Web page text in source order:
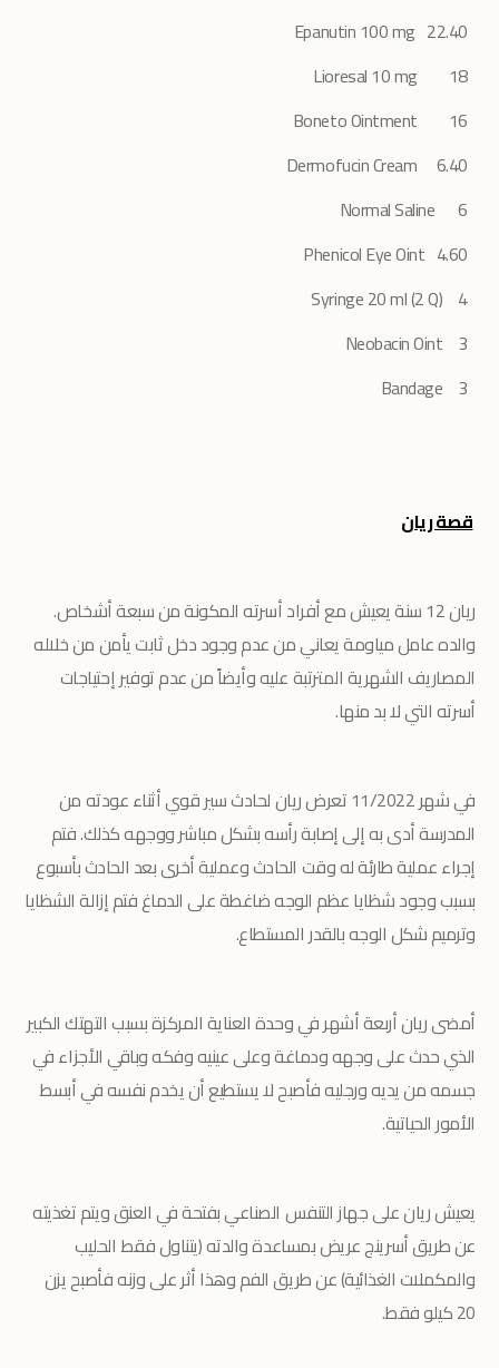
18 Lioresal 10 mg
4
قصة ريان
ريان 12 سنة يعيش مع أفراد أسرته المكونة من سبعة أشخاص.
والده عامل مياومة يعاني من عدم وجود دخل ثابت يأمن من خلاله
المصاريف الشهرية المترتبة عليه وأيضاً من عدم توفير إحتياجات
أسرته التي لا بد منها.
في شهر 11/2022 تعرض ريان لحادث سير قوي أثناء عودته من
المدرسة أدى به إلى إصابة رأسه بشكل مباشر ووجهه كذلك. فتم
إجراء عملية طارئة له وقت الحادث وعملية أخرى بعد الحادث بأسبوع
بسبب وجود شظايا عظم الوجه ضاغطة على الدماغ فتم إزالة الشظايا
وترميم شكل الوجه بالقدر المستطاع.
أمضى ريان أربعة أشهر في وحدة العناية المركزة بسبب التهتك الكبير
الذي حدث على وجهه ودماغة وعلى عينيه وفكه وباقي الأجزاء في
جسمه من يديه ورجليه فأصبح لا يستطيع أن يخدم نفسه في أبسط
الأمور الحياتية.
يعيش ريان على جهاز التنفس الصناعي بفتحة في العنق ويتم تغذيته
عن طريق أسرينج عريض بمساعدة والدته (يتناول فقط الحليب
والمكملات الغذائية) عن طريق الفم وهذا أثر على وزنه فأصبح يزن
20 كيلو فقط.